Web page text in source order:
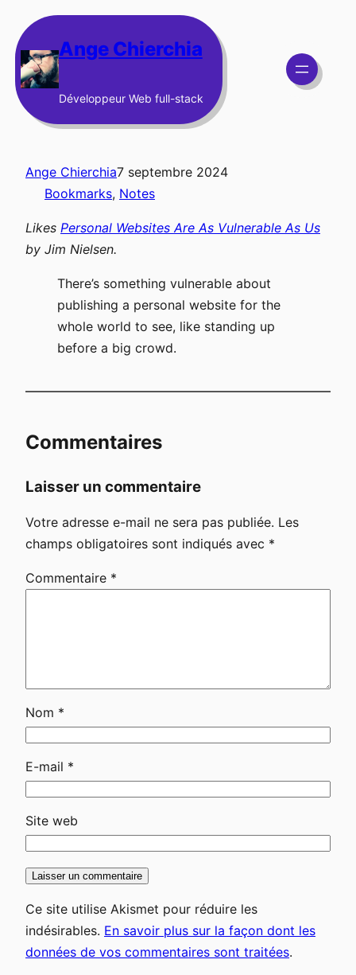
au
contenu Ange Chierchia
Développeur Web full-stack
Ange Chierchia7 septembre 2024
Bookmarks, Notes
Likes Personal Websites Are As Vulnerable As Us
by Jim Nielsen.
There’s something vulnerable about
publishing a personal website for the
whole world to see, like standing up
before a big crowd.
Commentaires
Laisser un commentaire
Votre adresse e-mail ne sera pas publiée. Les
champs obligatoires sont indiqués avec *
Commentaire *
Nom *
E-mail *
Site web
Ce site utilise Akismet pour réduire les
indésirables. En savoir plus sur la façon dont les
données de vos commentaires sont traitées.